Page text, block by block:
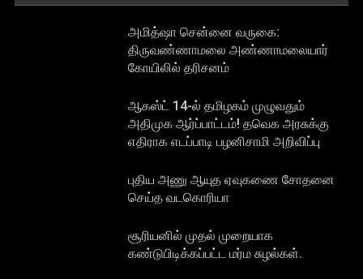
அமித்ஷா சென்னை வருகை:
திருவண்ணாமலை அண்ணாமலையார்
கோயிலில் தரிசனம்
ஆகஸ்ட் 14-ல் தமிழகம் முழுவதும்
அதிமுக ஆர்ப்பாட்டம்! தவெக அரசுக்கு
எதிராக எடப்பாடி பழனிசாமி அறிவிப்பு
புதிய அணு ஆயுத ஏவுகணை சோதனை
செய்த வடகொரியா
சூரியனில் முதல் முறையாக
கண்டுபிடிக்கப்பட்ட மர்ம சுழல்கள்.